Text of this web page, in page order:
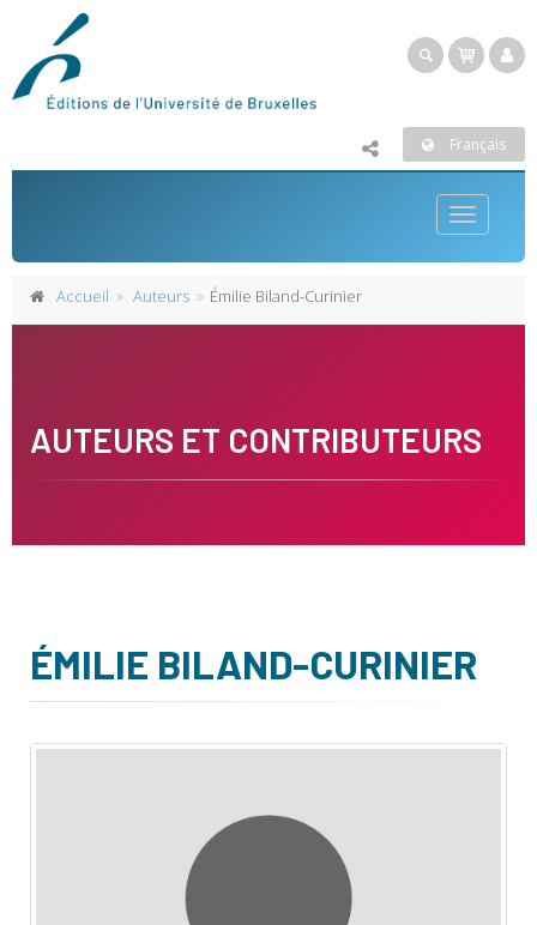
Français
Toggle
Accueil Auteurs Émilie Biland-Curinier
AUTEURS ET CONTRIBUTEURS
ÉMILIE BILAND-CURINIER